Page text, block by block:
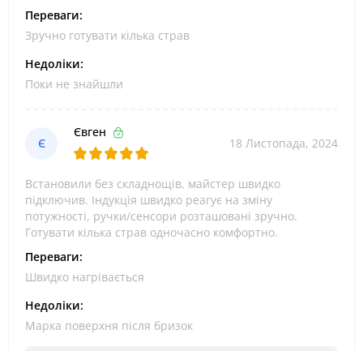
Переваги:
Зручно готувати кілька страв
Недоліки:
Поки не знайшли
Є
Євген
18 Листопада, 2024
Встановили без складнощів, майстер швидко
підключив. Індукція швидко реагує на зміну
потужності, ручки/сенсори розташовані зручно.
Готувати кілька страв одночасно комфортно.
Переваги:
Швидко нагрівається
Недоліки:
Марка поверхня після бризок